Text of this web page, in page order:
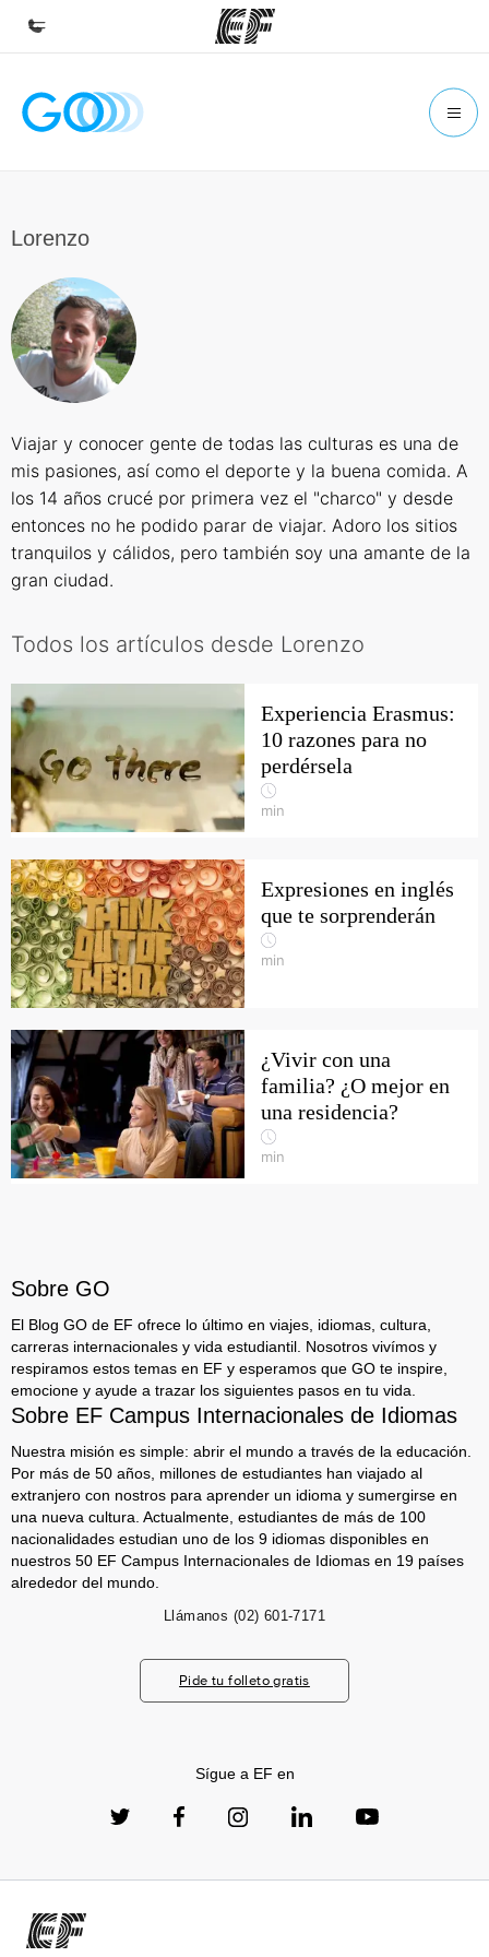
Inicio
Encuentra una oficina
Sobre nosotros
Quiénes somos
Únete al equipo
Lorenzo
Viajar y conocer gente de todas las culturas es una de
mis pasiones, así como el deporte y la buena comida. A
los 14 años crucé por primera vez el "charco" y desde
entonces no he podido parar de viajar. Adoro los sitios
tranquilos y cálidos, pero también soy una amante de la
gran ciudad.
Todos los artículos desde Lorenzo
Experiencia Erasmus:
10 razones para no
perdérsela
min
Expresiones en inglés
que te sorprenderán
min
¿Vivir con una
familia? ¿O mejor en
una residencia?
min
Sobre GO
El Blog GO de EF ofrece lo último en viajes, idiomas, cultura,
carreras internacionales y vida estudiantil. Nosotros vivímos y
respiramos estos temas en EF y esperamos que GO te inspire,
emocione y ayude a trazar los siguientes pasos en tu vida.
Sobre EF Campus Internacionales de Idiomas
Nuestra misión es simple: abrir el mundo a través de la educación.
Por más de 50 años, millones de estudiantes han viajado al
extranjero con nostros para aprender un idioma y sumergirse en
una nueva cultura. Actualmente, estudiantes de más de 100
nacionalidades estudian uno de los 9 idiomas disponibles en
nuestros 50 EF Campus Internacionales de Idiomas en 19 países
alrededor del mundo.
Llámanos (02) 601-7171
Pide tu folleto gratis
Sígue a EF en